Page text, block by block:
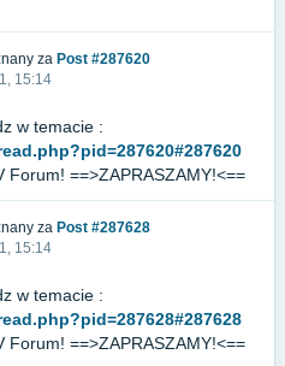
za Post #287620
15:14
w temacie :
==>ZAPRASZAMY!<==
za Post #287628
15:14
w temacie :
==>ZAPRASZAMY!<==